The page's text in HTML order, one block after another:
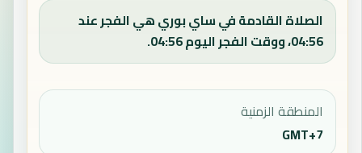
الصلاة القادمة في ساي بوري هي الفجر عند
04:56، ووقت الفجر اليوم 04:56.
المنطقة الزمنية
GMT+7